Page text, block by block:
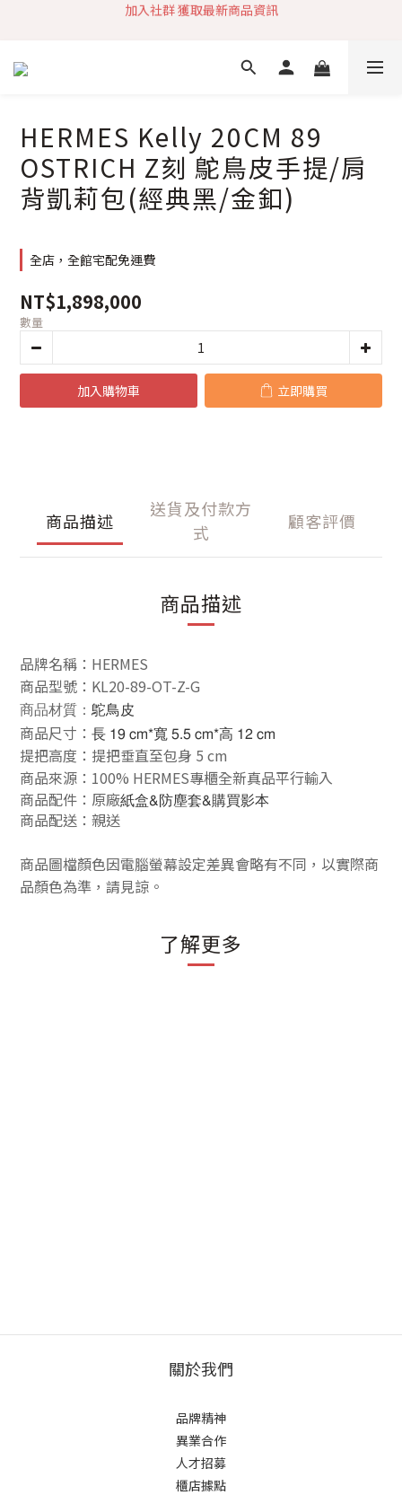
加入社群 獲取最新商品資訊
加入社群 獲取最新商品資訊
HERMES Kelly 20CM 89
OSTRICH Z刻 鴕鳥皮手提/肩
背凱莉包(經典黑/金釦)
全店，全館宅配免運費
NT$1,898,000
數量
加入購物車 立即購買
商品描述
送貨及付款方
式
顧客評價
商品描述
品牌名稱：HERMES
商品型號： KL20-89-OT-Z-G
商品材質： 鴕鳥皮
商品尺寸： 長 19 cm*寬 5.5 cm*高 12 cm
提把高度：提把垂直至包身 5 cm
商品來源：100% HERMES專櫃全新真品平行輸入
商品配件：原廠紙盒&防塵套&購買影本
商品配送：親送
商品圖檔顏色因電腦螢幕設定差異會略有不同，以實際商
品顏色為準，請見諒。
了解更多
關於我們
品牌精神
異業合作
人才招募
櫃店據點